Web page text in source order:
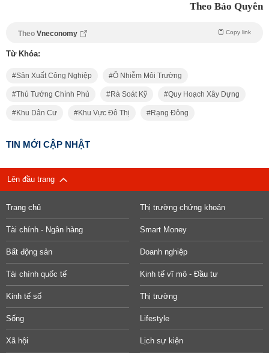
Theo Bảo Quyên
Theo Vneconomy Copy link
Từ Khóa:
Sản Xuất Công Nghiệp Ô Nhiễm Môi Trường
Thủ Tướng Chính Phủ Rà Soát Kỹ Quy Hoạch Xây Dựng
Khu Dân Cư Khu Vực Đô Thị Rạng Đông
TIN MỚI CẬP NHẬT
Lên đầu trang
Trang chủ Thị trường chứng khoán
Tài chính - Ngân hàng Smart Money
Bất động sản Doanh nghiệp
Tài chính quốc tế Kinh tế vĩ mô - Đầu tư
Kinh tế số Thị trường
Sống Lifestyle
Xã hội Lịch sự kiện